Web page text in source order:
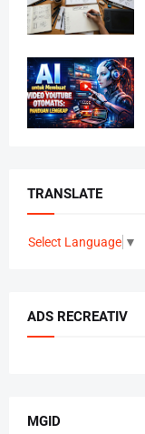
TRANSLATE
Select Language ▼
ADS RECREATIV
MGID